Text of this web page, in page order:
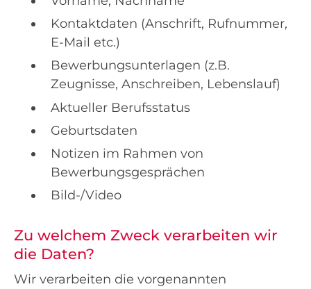
Kontaktdaten (Anschrift, Rufnummer,
E-Mail etc.)
Bewerbungsunterlagen (z.B.
Zeugnisse, Anschreiben, Lebenslauf)
Aktueller Berufsstatus
Geburtsdaten
Notizen im Rahmen von
Bewerbungsgesprächen
Bild-/Video
Zu welchem Zweck verarbeiten wir
die Daten?
Wir verarbeiten die vorgenannten